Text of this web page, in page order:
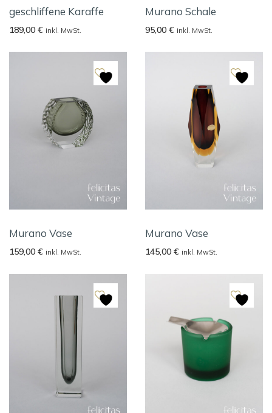
geschliffene Karaffe
189,00 € inkl. MwSt.
Murano Schale
95,00 € inkl. MwSt.
Murano Vase
159,00 € inkl. MwSt.
Murano Vase
145,00 € inkl. MwSt.